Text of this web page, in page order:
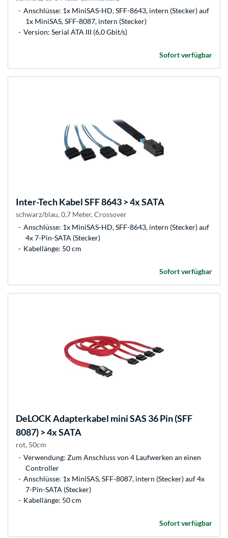
Anschlüsse: 1x MiniSAS-HD, SFF-8643, intern (Stecker) auf
1x MiniSAS, SFF-8087, intern (Stecker)
Version: Serial ATA III (6,0 Gbit/s)
Sofort verfügbar
Inter-TechKabel SFF 8643 > 4x SATA
schwarz/blau, 0,7 Meter, Crossover
Anschlüsse: 1x MiniSAS-HD, SFF-8643, intern (Stecker) auf
4x 7-Pin-SATA (Stecker)
Kabellänge: 50 cm
Sofort verfügbar
DeLOCKAdapterkabel mini SAS 36 Pin (SFF
8087) > 4x SATA
rot, 50cm
Verwendung: Zum Anschluss von 4 Laufwerken an einen
Controller
Anschlüsse: 1x MiniSAS, SFF-8087, intern (Stecker) auf 4x
7-Pin-SATA (Stecker)
Kabellänge: 50 cm
Sofort verfügbar